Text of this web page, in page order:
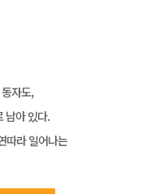
자도,
남아 있다.
따라 일어나는